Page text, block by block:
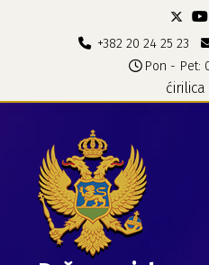
+382 20 24 25 23
Pon - Pet:
ćirilica